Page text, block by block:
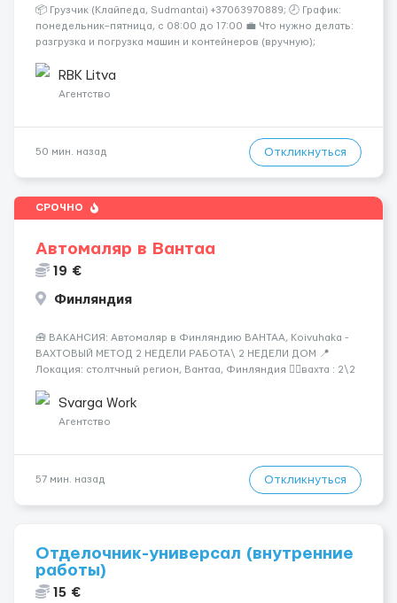
📦 Грузчик (Клайпеда, Sudmantai) +37063970889; 🕗 График:
понедельник–пятница, с 08:00 до 17:00 💼 Что нужно делать:
разгрузка и погрузка машин и контейнеров (вручную);
выполнение других поручений заведующего складом. ✅
Требования: ...
RBK Litva
Агентство
50 мин. назад Откликнуться
СРОЧНО
Автомаляр в Вантаа
19 €
Финляндия
🧰 ВАКАНСИЯ: Автомаляр в Финляндию ВАНТАА, Koivuhaka -
ВАХТОВЫЙ МЕТОД 2 НЕДЕЛИ РАБОТА\ 2 НЕДЕЛИ ДОМ 📍
Локация: столтчный регион, Вантаа, Финляндия 👌🏻вахта : 2\2
час брутто 🏠 Жильё: предоставляется БЕСПЛАТНО 📞
Контакт: +3725672...
Svarga Work
Агентство
57 мин. назад Откликнуться
Отделочник-универсал (внутренние
работы)
15 €